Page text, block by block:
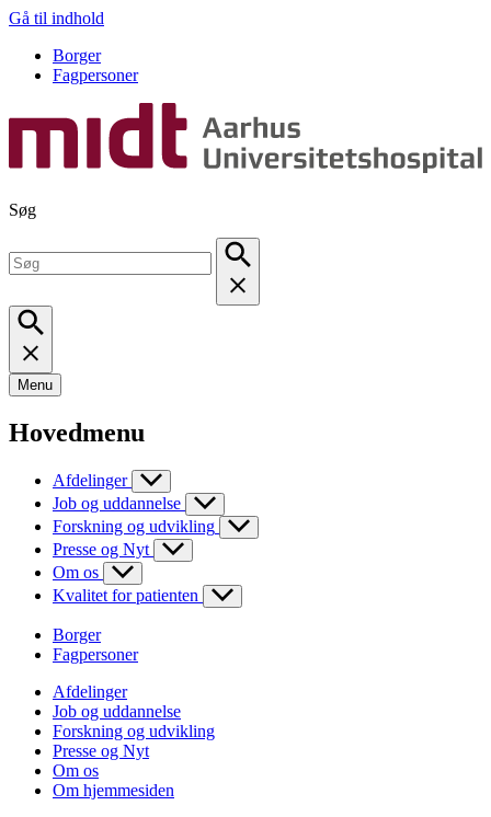
Gå til indhold
Borger
Fagpersoner
Søg
Menu
Hovedmenu
Afdelinger
Job og uddannelse
Forskning og udvikling
Presse og Nyt
Om os
Kvalitet for patienten
Borger
Fagpersoner
Afdelinger
Job og uddannelse
Forskning og udvikling
Presse og Nyt
Om os
Om hjemmesiden